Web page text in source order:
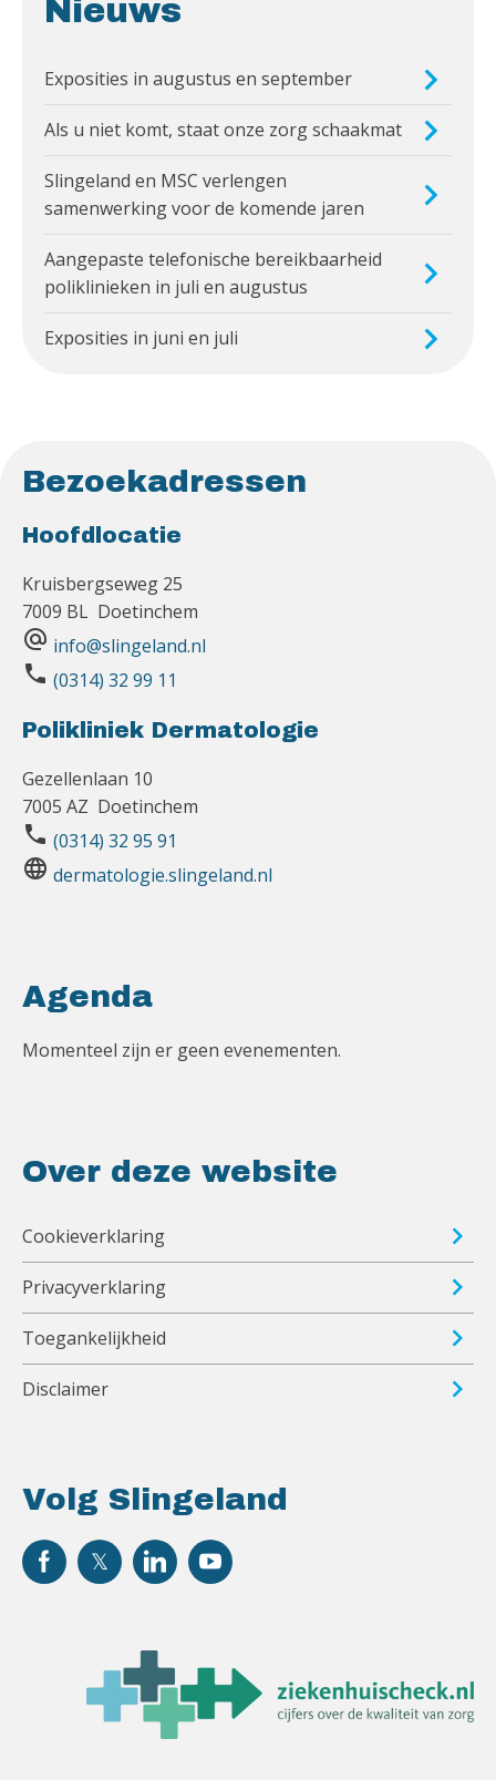
Nieuws
Exposities in augustus en september
Als u niet komt, staat onze zorg schaakmat
Slingeland en MSC verlengen
samenwerking voor de komende jaren
Aangepaste telefonische bereikbaarheid
poliklinieken in juli en augustus
Exposities in juni en juli
Bezoekadressen
Hoofdlocatie
Kruisbergseweg 25
7009 BL Doetinchem
alternate_email info@slingeland.nl
phone (0314) 32 99 11
Polikliniek Dermatologie
Gezellenlaan 10
7005 AZ Doetinchem
phone (0314) 32 95 91
language dermatologie.slingeland.nl
Volg Slingeland
Agenda
Momenteel zijn er geen evenementen.
Over deze website
Cookieverklaring
Privacyverklaring
Toegankelijkheid
Disclaimer